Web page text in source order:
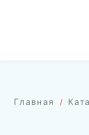
Главная